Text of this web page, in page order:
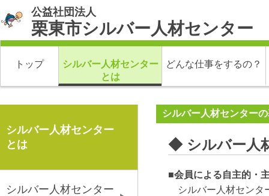
公益社団法人
栗東市シルバー人材センター
トップ
シルバー人材センター
とは
どんな仕事をするの？
シルバー人材センター
◆ シルバー人
■会員による自主的・
シルバー人材センタ
シルバー人材センター
とは
シルバー人材センター